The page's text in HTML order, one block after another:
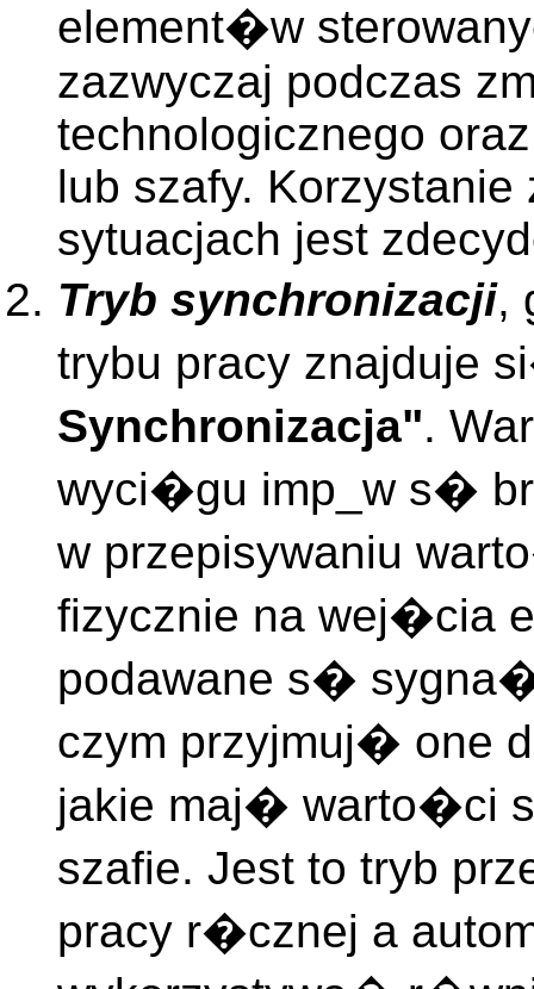
element�w
zazwyczaj podczas
technologicznego
lub szafy.
sytuacjach jest
Tryb synchronizacji,
trybu pracy
Synchronizacja".
wyci�gu imp_w s�
w przepisywaniu
fizycznie na wej�cia
podawane s�
czym przyjmuj� one
jakie maj� warto�ci
szafie. Jest to tryb
pracy r�cznej a